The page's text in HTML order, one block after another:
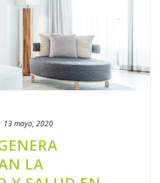
de servicios con los
servicio para el que es
cookies son:
13 mayo, 2020
LA